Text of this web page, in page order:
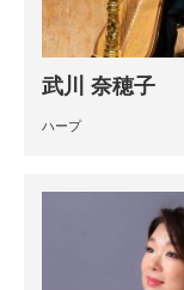
武川 奈穂子
ハープ